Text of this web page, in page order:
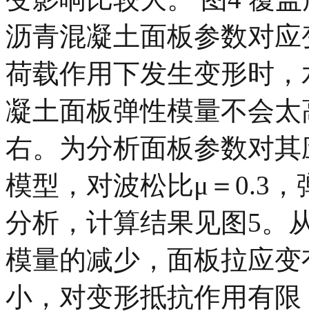
沥青混凝土面板参数对
荷载作用下发生变形时
凝土面板弹性模量不会太
右。为分析面板参数对
模型，对波松比μ＝0.3，
分析，计算结果见图5。
模量的减少，面板拉应
小，对变形抵抗作用有限